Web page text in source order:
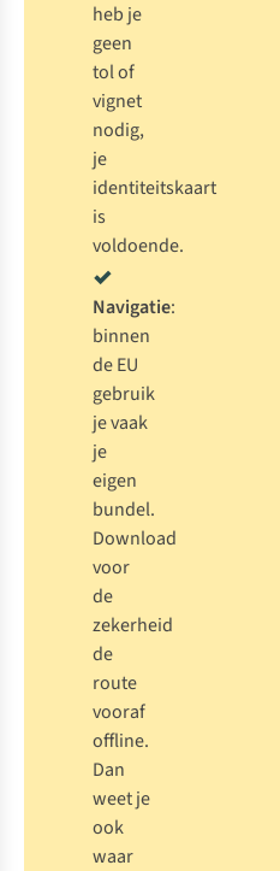
heb je
geen
tol of
vignet
nodig,
je
identiteitskaart
is
voldoende.
Navigatie:
binnen
de EU
gebruik
je vaak
je
eigen
bundel.
Download
voor
de
zekerheid
de
route
vooraf
offline.
Dan
weet je
ook
waar